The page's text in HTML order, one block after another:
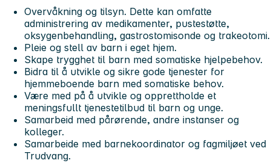
Overvåkning og tilsyn. Dette kan omfatte
administrering av medikamenter, pustestøtte,
oksygenbehandling, gastrostomisonde og trakeotomi.
Pleie og stell av barn i eget hjem.
Skape trygghet til barn med somatiske hjelpebehov.
Bidra til å utvikle og sikre gode tjenester for
hjemmeboende barn med somatiske behov.
Være med på å utvikle og opprettholde et
meningsfullt tjenestetilbud til barn og unge.
Samarbeid med pårørende, andre instanser og
kolleger.
Samarbeide med barnekoordinator og fagmiljøet ved
Trudvang.